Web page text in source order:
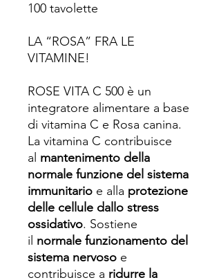
100 tavolette
LA “ROSA” FRA LE
VITAMINE!
ROSE VITA C 500 è un
integratore alimentare a base
di vitamina C e Rosa canina.
La vitamina C contribuisce
al mantenimento della
normale funzione del sistema
immunitario e alla protezione
delle cellule dallo stress
ossidativo. Sostiene
il normale funzionamento del
sistema nervoso e
contribuisce a ridurre la